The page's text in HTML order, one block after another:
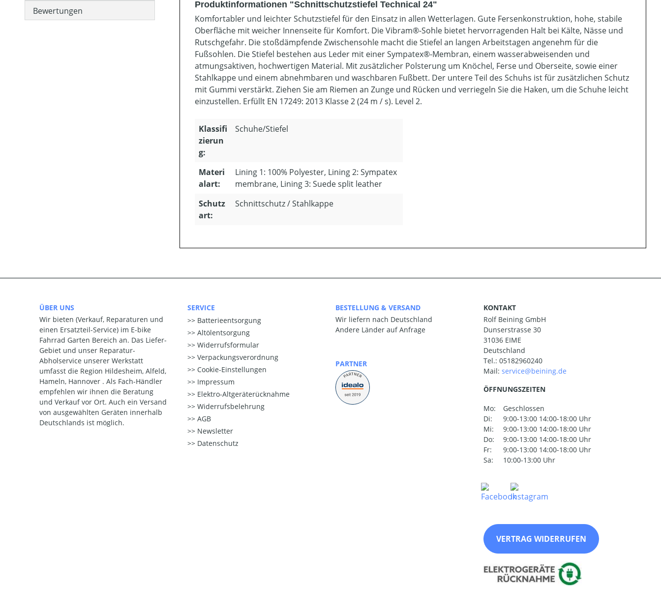
Bewertungen
Produktinformationen "Schnittschutzstiefel Technical 24"
Komfortabler und leichter Schutzstiefel für den Einsatz in allen Wetterlagen. Gute Fersenkonstruktion, hohe, stabile
Oberfläche mit weicher Innenseite für Komfort. Die Vibram®-Sohle bietet hervorragenden Halt bei Kälte, Nässe und
Rutschgefahr. Die stoßdämpfende Zwischensohle macht die Stiefel an langen Arbeitstagen angenehm für die
Fußsohlen. Die Stiefel bestehen aus Leder mit einer Sympatex®-Membran, einem wasserabweisenden und
atmungsaktiven, hochwertigen Material. Mit zusätzlicher Polsterung um Knöchel, Ferse und Oberseite, sowie einer
Stahlkappe und einem abnehmbaren und waschbaren Fußbett. Der untere Teil des Schuhs ist für zusätzlichen Schutz
mit Gummi verstärkt. Ziehen Sie am Riemen an Zunge und Rücken und verriegeln Sie die Haken, um die Schuhe leicht
einzustellen. Erfüllt EN 17249: 2013 Klasse 2 (24 m / s). Level 2.
Klassifi
zierun
g:
Schuhe/Stiefel
Materi
alart:
Lining 1: 100% Polyester, Lining 2: Sympatex
membrane, Lining 3: Suede split leather
Schutz
art:
Schnittschutz / Stahlkappe
ÜBER UNS
Wir bieten (Verkauf, Reparaturen und
einen Ersatzteil-Service) im E-bike
Fahrrad Garten Bereich an. Das Liefer-
Gebiet und unser Reparatur-
Abholservice unserer Werkstatt
umfasst die Region Hildesheim, Alfeld,
Hameln, Hannover . Als Fach-Händler
empfehlen wir ihnen die Beratung
und Verkauf vor Ort. Auch ein Versand
von ausgewählten Geräten innerhalb
Deutschlands ist möglich.
SERVICE
Batterieentsorgung
Altölentsorgung
Widerrufsformular
Verpackungsverordnung
Cookie-Einstellungen
Impressum
Elektro-Altgeräterücknahme
Widerrufsbelehrung
AGB
Newsletter
Datenschutz
BESTELLUNG & VERSAND
Wir liefern nach Deutschland
Andere Länder auf Anfrage
PARTNER
KONTAKT
Rolf Beining GmbH
Dunserstrasse 30
31036 EIME
Deutschland
Tel.: 05182960240
Mail:
ÖFFNUNGSZEITEN
Mo:
Geschlossen
Di:
9:00-13:00 14:00-18:00 Uhr
Mi:
9:00-13:00 14:00-18:00 Uhr
Do:
9:00-13:00 14:00-18:00 Uhr
Fr:
9:00-13:00 14:00-18:00 Uhr
Sa:
10:00-13:00 Uhr
VERTRAG WIDERRUFEN